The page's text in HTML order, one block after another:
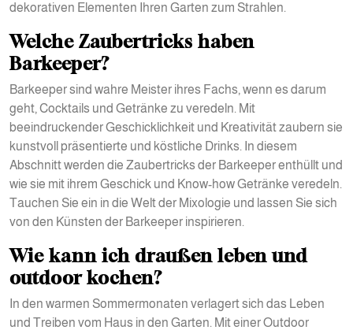
dekorativen Elementen Ihren Garten zum Strahlen.
Welche Zaubertricks haben
Barkeeper?
Barkeeper sind wahre Meister ihres Fachs, wenn es darum
geht, Cocktails und Getränke zu veredeln. Mit
beeindruckender Geschicklichkeit und Kreativität zaubern sie
kunstvoll präsentierte und köstliche Drinks. In diesem
Abschnitt werden die Zaubertricks der Barkeeper enthüllt und
wie sie mit ihrem Geschick und Know-how Getränke veredeln.
Tauchen Sie ein in die Welt der Mixologie und lassen Sie sich
von den Künsten der Barkeeper inspirieren.
Wie kann ich draußen leben und
outdoor kochen?
In den warmen Sommermonaten verlagert sich das Leben
und Treiben vom Haus in den Garten. Mit einer Outdoor